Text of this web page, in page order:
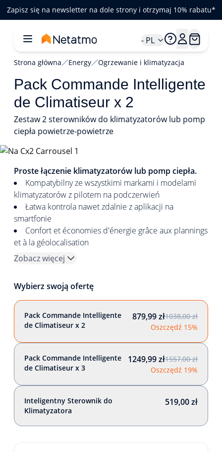
Zapisz się na newsletter na dole strony i otrzymaj 10% rabatu*
- PL
Strona główna Energy Ogrzewanie i klimatyzacja
Pack Commande Intelligente
de Climatiseur x 2
Zestaw 2 sterowników do klimatyzatorów lub pomp
ciepła powietrze-powietrze
Proste łączenie klimatyzatorów lub pomp ciepła.
Kompatybilny ze wszystkimi markami i modelami
klimatyzatorów z pilotem na podczerwień
Łatwa kontrola nawet zdalnie z aplikacji na
smartfonie
Confort et économies d'énergie grâce aux plannings
et à la géolocalisation
Zobacz więcej
Wybierz swoją ofertę
Pack Commande Intelligente
de Climatiseur x 2
879,99 zł1038,00 zł
Oszczędź 15%
Pack Commande Intelligente
de Climatiseur x 3
1249,99 zł1557,00 zł
Oszczędź 19%
Inteligentny Sterownik do
Klimatyzatora
519,00 zł